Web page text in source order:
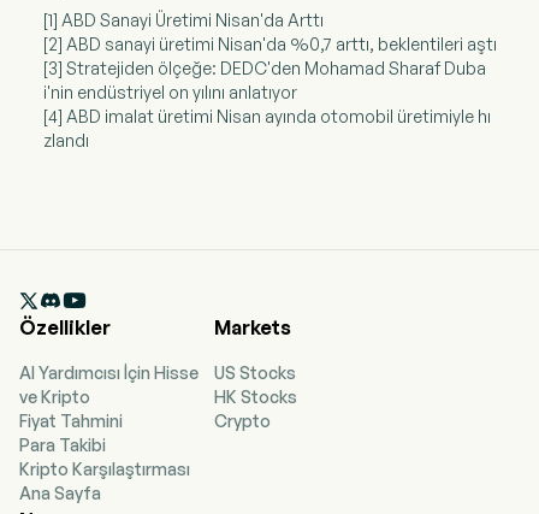
[1] ABD Sanayi Üretimi Nisan'da Arttı
[2] ABD sanayi üretimi Nisan'da %0,7 arttı, beklentileri aştı
[3] Stratejiden ölçeğe: DEDC'den Mohamad Sharaf Duba
i'nin endüstriyel on yılını anlatıyor
[4] ABD imalat üretimi Nisan ayında otomobil üretimiyle hı
zlandı

Özellikler
AI Yardımcısı İçin Hisse
ve Kripto
Fiyat Tahmini
Para Takibi
Kripto Karşılaştırması
Ana Sayfa
Markets
US Stocks
HK Stocks
Crypto